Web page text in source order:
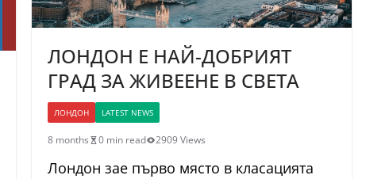
ЛОНДОН E НАЙ-ДОБРИЯТ
ГРАД ЗА ЖИВЕЕНЕ В СВЕТА
ЛОНДОН LATEST NEWS
8 months 0 min read 2909 Views
Лондон зае първо място в класацията